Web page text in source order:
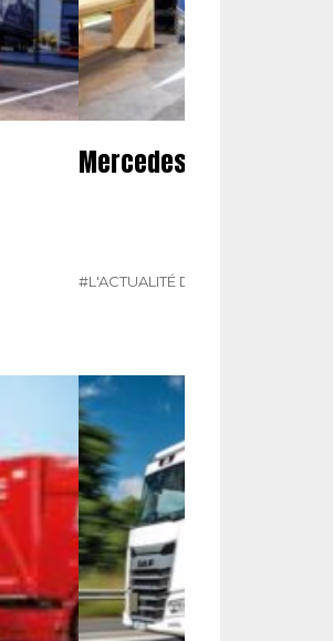
Mercedes présente
#L'ACTUALITÉ DU POIDS LOURDS